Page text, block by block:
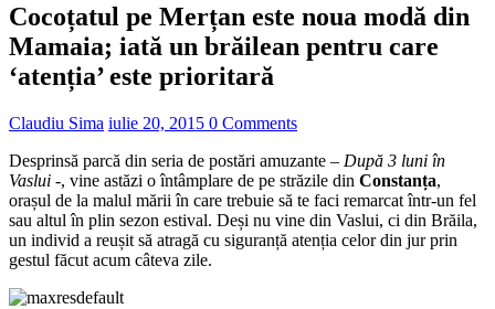
Cocoțatul pe Merțan este noua modă din
Mamaia; iată un brăilean pentru care
‘atenția’ este prioritară
Claudiu Sima iulie 20, 2015 0 Comments
Desprinsă parcă din seria de postări amuzante – După 3 luni în
Vaslui -, vine astăzi o întâmplare de pe străzile din Constanța,
orașul de la malul mării în care trebuie să te faci remarcat într-un fel
sau altul în plin sezon estival. Deși nu vine din Vaslui, ci din Brăila,
un individ a reușit să atragă cu siguranță atenția celor din jur prin
gestul făcut acum câteva zile.